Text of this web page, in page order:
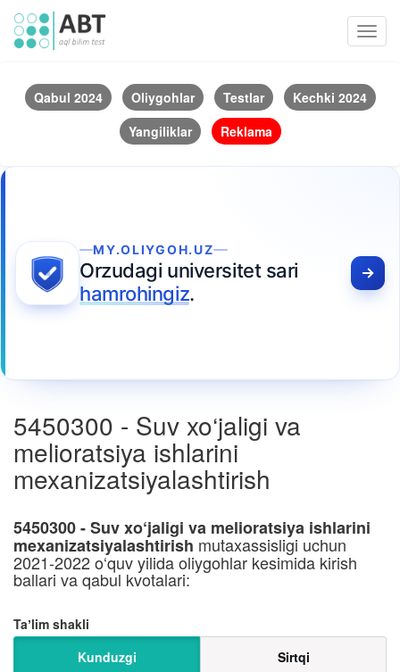
Qabul 2024 Oliygohlar Testlar
Kechki 2024
Yangiliklar
Reklama
MY.OLIYGOH.UZ
Orzudagi universitet sari
hamrohingiz.
5450300 - Suv xo‘jaligi va
melioratsiya ishlarini
mexanizatsiyalashtirish
5450300 - Suv xo‘jaligi va melioratsiya ishlarini
mexanizatsiyalashtirish mutaxassisligi uchun
2021-2022 o‘quv yilida oliygohlar kesimida kirish
ballari va qabul kvotalari:
Taʼlim shakli
Kunduzgi
Sirtqi